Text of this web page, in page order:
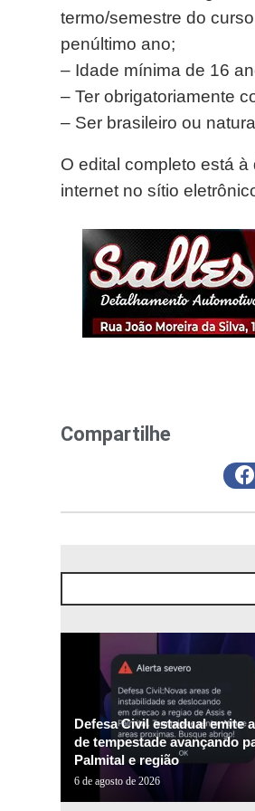
termo/semestre do
penúltimo ano;
– Idade mínima de 16
– Ter obrigatoriamente
– Ser brasileiro ou
O edital completo está
internet no sítio
Compartilhe
Defesa Civil estadual emite
de tempestade avançando
Palmital e região
6 de agosto de 2026